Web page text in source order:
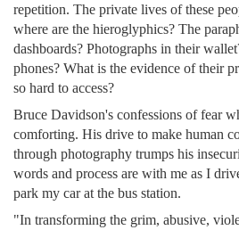
repetition. The private lives of these
where are the hieroglyphics? The
dashboards? Photographs in their
phones? What is the evidence of their
so hard to access?
Bruce Davidson's confessions of fear
comforting. His drive to make human
through photography trumps his
words and process are with me as I
park my car at the bus station.
"In transforming the grim, abusive,